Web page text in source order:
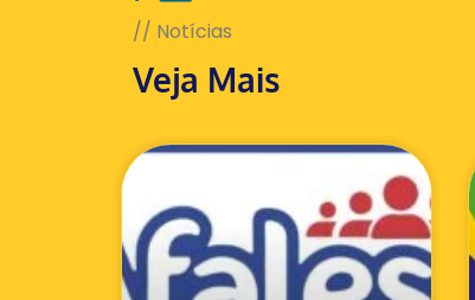
// Notícias
Veja Mais